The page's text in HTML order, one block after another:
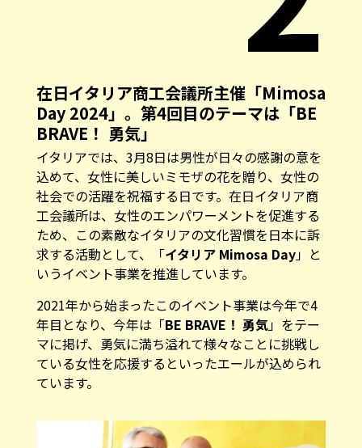
在日イタリア商工会議所主催「Mimosa
Day 2024」。第4回目のテーマは「BE
BRAVE！ 勇気」
イタリアでは、3月8日は男性が日々の感謝の意を
込めて、女性に美しいミモザの花を贈り、女性の
社会での活躍を祝福する日です。在日イタリア商
工会議所は、女性のエンパワーメントを促進する
ため、この素敵なイタリアの文化習慣を日本に訴
求する活動として、「イタリア Mimosa Day」と
いうイベント事業を推進しています。
2021年から始まったこのイベント事業は今年で4
年目となり、今年は「BE BRAVE！ 勇気」をテー
マに掲げ、勇気に満ち溢れて様々なことに挑戦し
ている女性を応援するといったエールが込められ
ています。